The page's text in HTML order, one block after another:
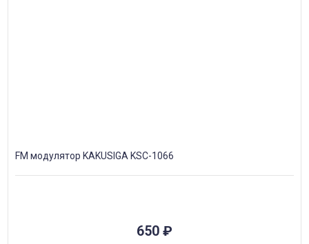
FM модулятор KAKUSIGA KSC-1066
650 ₽